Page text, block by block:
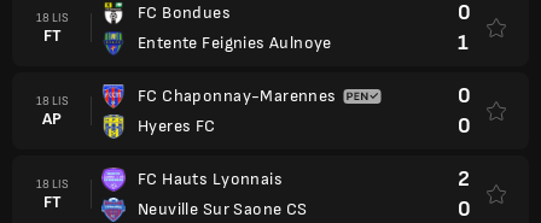
18 LIS
FT
FC Bondues
Entente Feignies Aulnoye
0
1
18 LIS
AP
FC Chaponnay-Marennes
Hyeres FC
0
0
18 LIS
FT
FC Hauts Lyonnais
Neuville Sur Saone CS
2
0